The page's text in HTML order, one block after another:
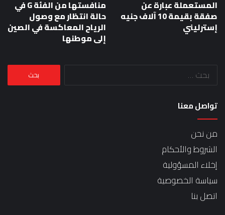
المستعملة عبارة عن
صفقة بقيمة 10 آلاف جنيه
إسترليني
منافستها من الفئة G في
حالة انتظار مع وصول
الرياح المعاكسة في الصين
إلى موطنها
البحث
تواصل معنا
من نحن
الشروط والأحكام
إخلاء المسؤولية
سياسة الخصوصية
اتصل بنا